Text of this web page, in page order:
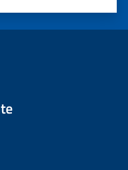
5